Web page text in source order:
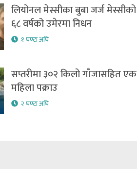
लियोनल मेस्सीका बुबा जर्ज मेस्सीको
६८ वर्षको उमेरमा निधन
१ घण्टा अघि
सप्तरीमा ३०२ किलो गाँजासहित एक
महिला पक्राउ
२ घण्टा अघि